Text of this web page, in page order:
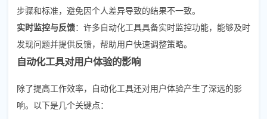
步骤和标准，避免因个人差异导致的结果不一致。
实时监控与反馈：许多自动化工具具备实时监控功能，能够及时
发现问题并提供反馈，帮助用户快速调整策略。
自动化工具对用户体验的影响
除了提高工作效率，自动化工具还对用户体验产生了深远的影
响。以下是几个关键点：